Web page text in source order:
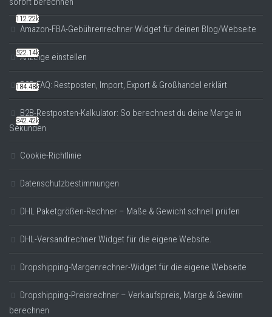
Amazon-FBA-Gebührenrechner Widget für deinen Blog/Webseite
Anzeige einstellen
B2B-FAQ: Restposten, Import, Export & Großhandel erklärt
B2B-Restposten-Kalkulator: So berechnest du deine Marge in
Sekunden
Cookie-Richtlinie
Datenschutzbestimmungen
DHL Paketgrößen-Rechner – Maße & Gewicht schnell prüfen
DHL-Versandrechner Widget für die eigene Website.
Dropshipping-Margenrechner-Widget für die eigene Webseite
Dropshipping-Preisrechner – Verkaufspreis, Marge & Gewinn
berechnen
112.22k
522.14k
184.48k
342.42k